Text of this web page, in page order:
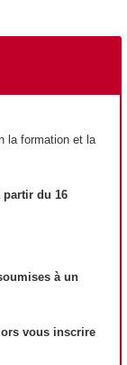
la formation et la
partir du 16
à un
vous inscrire